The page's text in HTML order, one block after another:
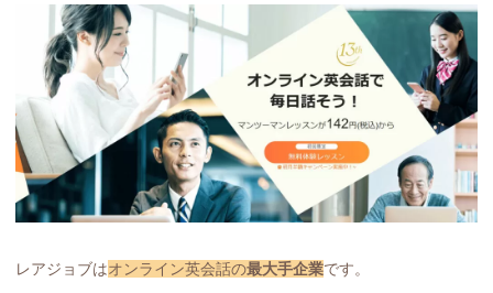
レアジョブはオンライン英会話の最大手企業です。